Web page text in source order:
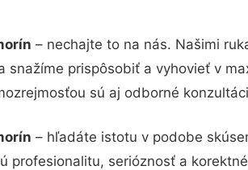
– nechajte to na nás. Našimi
snažíme prispôsobiť a vyhovieť v
sú aj odborné
– hľadáte istotu v podobe
profesionalitu, serióznosť a